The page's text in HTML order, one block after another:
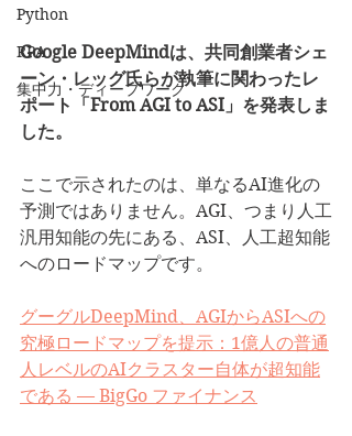
Python
RPA
集中力・ディープワーク
Google DeepMindは、共同創業者シェ
ーン・レッグ氏らが執筆に関わったレ
ポート「From AGI to ASI」を発表しま
した。
ここで示されたのは、単なるAI進化の
予測ではありません。AGI、つまり人工
汎用知能の先にある、ASI、人工超知能
へのロードマップです。
グーグルDeepMind、AGIからASIへの
究極ロードマップを提示：1億人の普通
人レベルのAIクラスター自体が超知能
である — BigGo ファイナンス